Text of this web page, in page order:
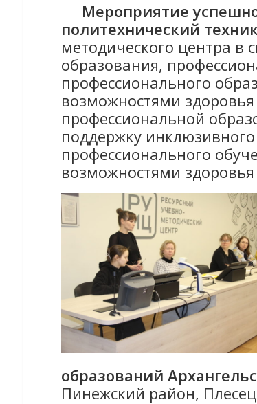
Мероприятие
политехнический
методического центра в
образования,
профессионального
возможностями
профессиональной
поддержку
профессионального
возможностями
образований
Пинежский район,